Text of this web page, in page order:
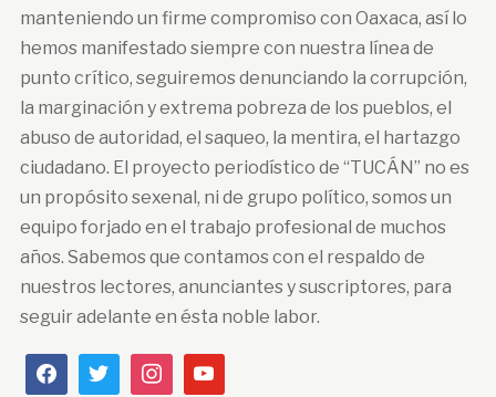
manteniendo un firme compromiso con Oaxaca, así lo
hemos manifestado siempre con nuestra línea de
punto crítico, seguiremos denunciando la corrupción,
la marginación y extrema pobreza de los pueblos, el
abuso de autoridad, el saqueo, la mentira, el hartazgo
ciudadano. El proyecto periodístico de “TUCÁN” no es
un propósito sexenal, ni de grupo político, somos un
equipo forjado en el trabajo profesional de muchos
años. Sabemos que contamos con el respaldo de
nuestros lectores, anunciantes y suscriptores, para
seguir adelante en ésta noble labor.